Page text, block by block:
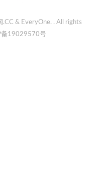
& EveryOne. . All rights
备19029570号